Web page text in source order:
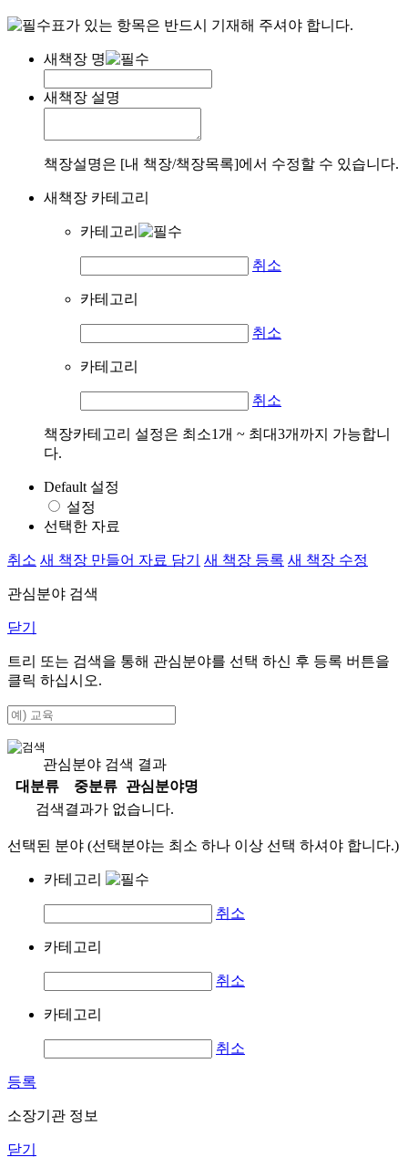
표가 있는 항목은 반드시 기재해 주셔야 합니다.
새책장 명
새책장 설명
책장설명은 [내 책장/책장목록]에서 수정할 수 있습니다.
새책장 카테고리
카테고리
취소
카테고리
취소
카테고리
취소
책장카테고리 설정은 최소1개 ~ 최대3개까지 가능합니
다.
Default 설정
설정
선택한 자료
취소 새 책장 만들어 자료 담기 새 책장 등록 새 책장 수정
관심분야 검색
닫기
트리 또는 검색을 통해 관심분야를 선택 하신 후 등록 버튼을
클릭 하십시오.
관심분야 검색 결과
대분류
중분류
관심분야명
검색결과가 없습니다.
선택된 분야 (선택분야는 최소 하나 이상 선택 하셔야 합니다.)
카테고리
취소
카테고리
취소
카테고리
취소
등록
소장기관 정보
닫기